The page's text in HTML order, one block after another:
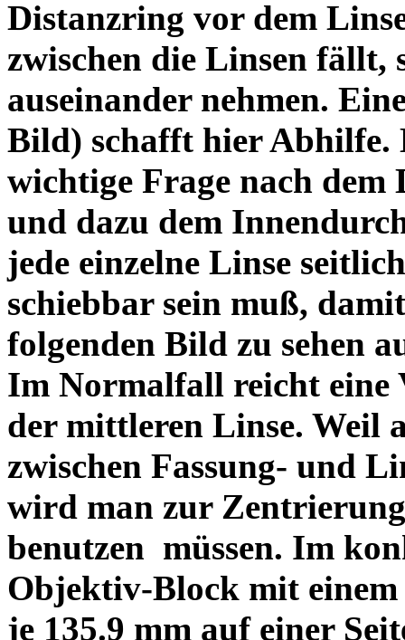
Distanzring vor dem
zwischen die Linsen fällt,
auseinander nehmen.
Bild) schafft hier Abhilfe.
wichtige Frage nach dem
und dazu dem
jede einzelne Linse
schiebbar sein muß,
folgenden Bild zu sehen
Im Normalfall reicht eine
der mittleren Linse. Weil
zwischen Fassung- und
wird man zur
benutzen müssen. Im
Objektiv-Block mit einem
je 135.9 mm auf einer